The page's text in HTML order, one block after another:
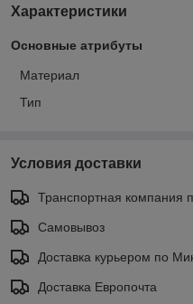
Характеристики
Основные атрибуты
Материал
Тип
Условия доставки
Транспортная компания
Самовывоз
Доставка курьером по
Доставка Европочта